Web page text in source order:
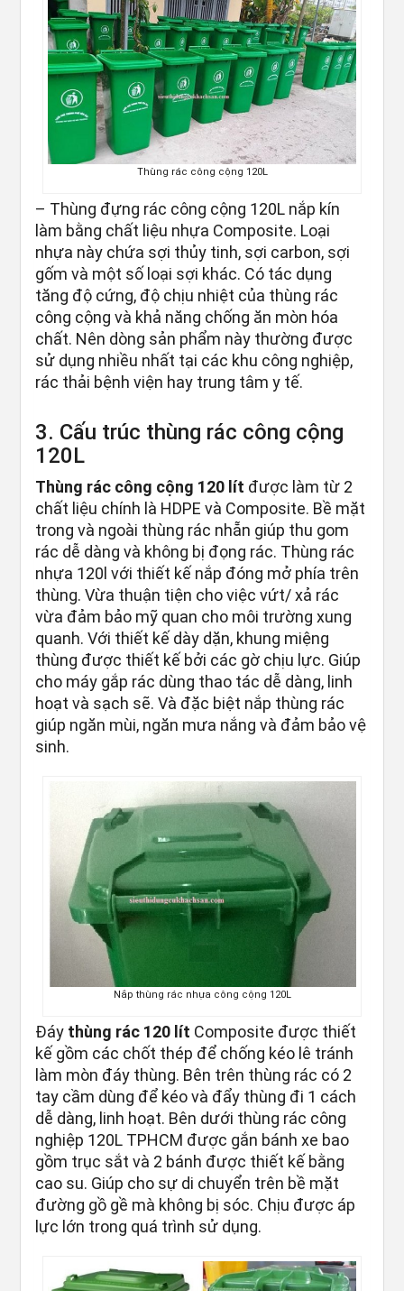
Thùng rác công cộng 120L
– Thùng đựng rác công cộng 120L nắp kín
làm bằng chất liệu nhựa Composite. Loại
nhựa này chứa sợi thủy tinh, sợi carbon, sợi
gốm và một số loại sợi khác. Có tác dụng
tăng độ cứng, độ chịu nhiệt của thùng rác
công cộng và khả năng chống ăn mòn hóa
chất. Nên dòng sản phẩm này thường được
sử dụng nhiều nhất tại các khu công nghiệp,
rác thải bệnh viện hay trung tâm y tế.
3. Cấu trúc thùng rác công cộng
120L
Thùng rác công cộng 120 lít được làm từ 2
chất liệu chính là HDPE và Composite. Bề mặt
trong và ngoài thùng rác nhẵn giúp thu gom
rác dễ dàng và không bị đọng rác. Thùng rác
nhựa 120l với thiết kế nắp đóng mở phía trên
thùng. Vừa thuận tiện cho việc vứt/ xả rác
vừa đảm bảo mỹ quan cho môi trường xung
quanh. Với thiết kế dày dặn, khung miệng
thùng được thiết kế bởi các gờ chịu lực. Giúp
cho máy gắp rác dùng thao tác dễ dàng, linh
hoạt và sạch sẽ. Và đặc biệt nắp thùng rác
giúp ngăn mùi, ngăn mưa nắng và đảm bảo vệ
sinh.
Nắp thùng rác nhựa công cộng 120L
Đáy thùng rác 120 lít Composite được thiết
kế gồm các chốt thép để chống kéo lê tránh
làm mòn đáy thùng. Bên trên thùng rác có 2
tay cầm dùng để kéo và đẩy thùng đi 1 cách
dễ dàng, linh hoạt. Bên dưới thùng rác công
nghiệp 120L TPHCM được gắn bánh xe bao
gồm trục sắt và 2 bánh được thiết kế bằng
cao su. Giúp cho sự di chuyển trên bề mặt
đường gồ gề mà không bị sóc. Chịu được áp
lực lớn trong quá trình sử dụng.